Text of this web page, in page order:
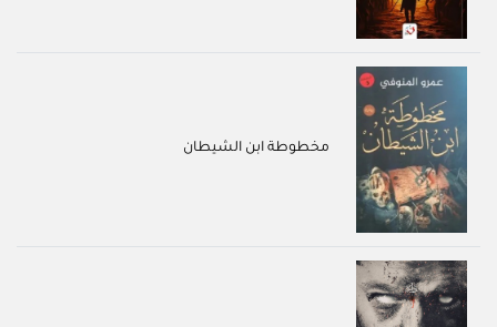
مخطوطة ابن الشيطان